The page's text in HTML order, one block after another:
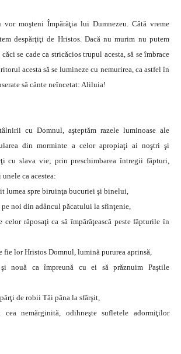
vor moşteni Împărăţia lui Dumnezeu. Câtă vreme
despărţiţi de Hristos. Dacă nu murim nu putem
se cade ca stricăcios trupul acesta, să se îmbrace
acesta să se lumineze cu nemurirea, ca astfel în
să cânte neîncetat: Aliluia!
cu Domnul, aşteptăm razele luminoase ale
din morminte a celor apropiaţi ai noştri şi
cu slava vie; prin preschimbarea întregii făpturi,
ca acestea:
lumea spre biruinţa bucuriei şi binelui,
noi din adâncul păcatului la sfinţenie,
celor răposaţi ca să împărăţească peste făpturile în
fie lor Hristos Domnul, lumină pururea aprinsă,
nouă ca împreună cu ei să prăznuim Paştile
de robii Tăi pâna la sfârşit,
cea nemărginită, odihneşte sufletele adormiţilor